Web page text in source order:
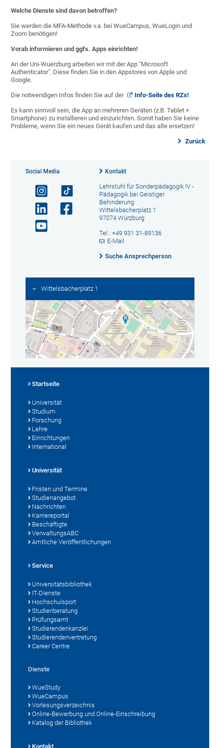
Welche Dienste sind davon betroffen?
Sie werden die MFA-Methode v.a. bei WueCampus, WueLogin und
Zoom benötigen!
Vorab informieren und ggfs. Apps einrichten!
An der Uni-Wuerzburg arbeiten wir mit der App "Microsoft
Authenticator". Diese finden Sie in den Appstores von Apple und
Google.
Die notwendigen Infos finden Sie auf der Info-Seite des RZs!
Es kann sinnvoll sein, die App an mehreren Geräten (z.B. Tablet +
Smartphone) zu installieren und einzurichten. Somit haben Sie keine
Probleme, wenn Sie ein neues Gerät kaufen und das alte ersetzen!
Zurück
Social Media Kontakt
Lehrstuhl für Sonderpädagogik IV -
Pädagogik bei Geistiger
Behinderung
Wittelsbacherplatz 1
97074 Würzburg
Tel.: +49 931 31-89136
E-Mail
Suche Ansprechperson
Wittelsbacherplatz 1
Startseite
Universität
Studium
Forschung
Lehre
Einrichtungen
International
Universität
Fristen und Termine
Studienangebot
Nachrichten
Karriereportal
Beschäftigte
VerwaltungsABC
Amtliche Veröffentlichungen
Service
Universitätsbibliothek
IT-Dienste
Hochschulsport
Studienberatung
Prüfungsamt
Studierendenkanzlei
Studierendenvertretung
Career Centre
Dienste
WueStudy
WueCampus
Vorlesungsverzeichnis
Online-Bewerbung und Online-Einschreibung
Katalog der Bibliothek
Kontakt